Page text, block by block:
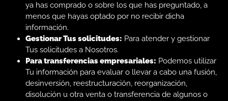
ya has comprado o sobre los que has preguntado, a
menos que hayas optado por no recibir dicha
información.
Gestionar Tus solicitudes: Para atender y gestionar
Tus solicitudes a Nosotros.
Para transferencias empresariales: Podemos utilizar
Tu información para evaluar o llevar a cabo una fusión,
desinversión, reestructuración, reorganización,
disolución u otra venta o transferencia de algunos o